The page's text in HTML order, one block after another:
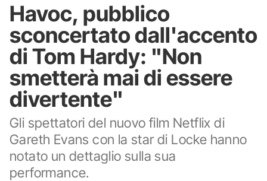
Havoc, pubblico
sconcertato dall'accento
di Tom Hardy: "Non
smetterà mai di essere
divertente"
Gli spettatori del nuovo film Netflix di
Gareth Evans con la star di Locke hanno
notato un dettaglio sulla sua
performance.